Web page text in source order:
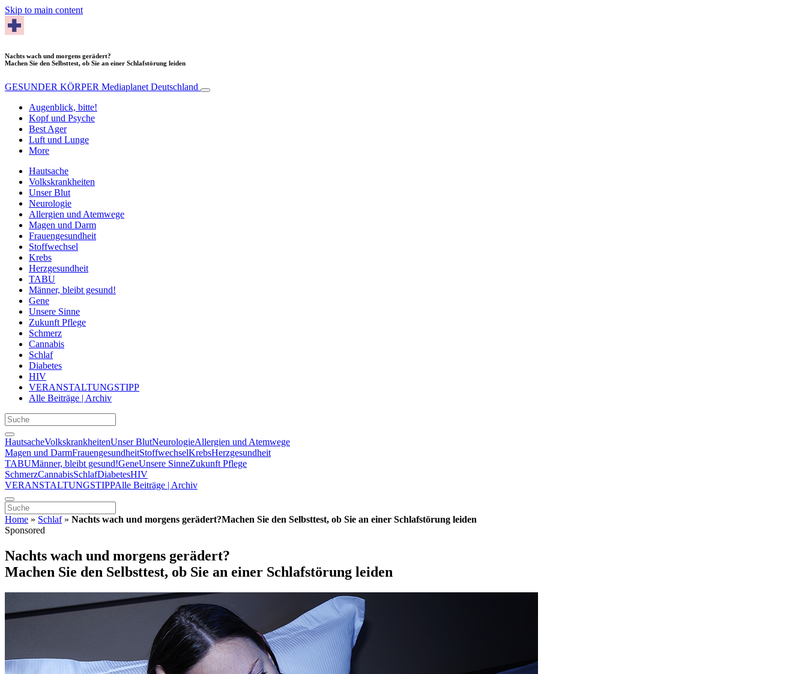
Skip to main content
Nachts wach und morgens gerädert?
Machen Sie den Selbsttest, ob Sie an einer Schlafstörung leiden
GESUNDER KÖRPER Mediaplanet Deutschland
Augenblick, bitte!
Kopf und Psyche
Best Ager
Luft und Lunge
More
Hautsache
Volkskrankheiten
Unser Blut
Neurologie
Allergien und Atemwege
Magen und Darm
Frauengesundheit
Stoffwechsel
Krebs
Herzgesundheit
TABU
Männer, bleibt gesund!
Gene
Unsere Sinne
Zukunft Pflege
Schmerz
Cannabis
Schlaf
Diabetes
HIV
VERANSTALTUNGSTIPP
Alle Beiträge | Archiv
HautsacheVolkskrankheitenUnser BlutNeurologieAllergien und Atemwege
Magen und DarmFrauengesundheitStoffwechselKrebsHerzgesundheit
TABUMänner, bleibt gesund!GeneUnsere SinneZukunft Pflege
SchmerzCannabisSchlafDiabetesHIV
VERANSTALTUNGSTIPPAlle Beiträge | Archiv
Home » Schlaf» Nachts wach und morgens gerädert?Machen Sie den Selbsttest, ob Sie an einer Schlafstörung leiden
Sponsored
Nachts wach und morgens gerädert?
Machen Sie den Selbsttest, ob Sie an einer Schlafstörung leiden